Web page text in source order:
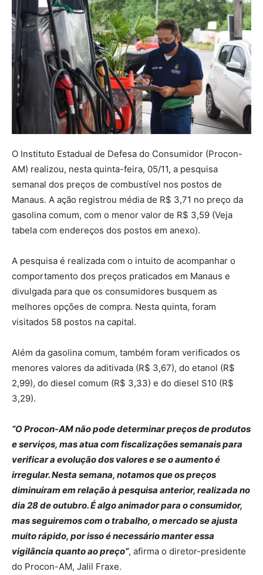
O Instituto Estadual de Defesa do Consumidor (Procon-
AM) realizou, nesta quinta-feira, 05/11, a pesquisa
semanal dos preços de combustível nos postos de
Manaus. A ação registrou média de R$ 3,71 no preço da
gasolina comum, com o menor valor de R$ 3,59 (Veja
tabela com endereços dos postos em anexo).
A pesquisa é realizada com o intuito de acompanhar o
comportamento dos preços praticados em Manaus e
divulgada para que os consumidores busquem as
melhores opções de compra. Nesta quinta, foram
visitados 58 postos na capital.
Além da gasolina comum, também foram verificados os
menores valores da aditivada (R$ 3,67), do etanol (R$
2,99), do diesel comum (R$ 3,33) e do diesel S10 (R$
3,29).
“O Procon-AM não pode determinar preços de produtos
e serviços, mas atua com fiscalizações semanais para
verificar a evolução dos valores e se o aumento é
irregular. Nesta semana, notamos que os preços
diminuíram em relação à pesquisa anterior, realizada no
dia 28 de outubro. É algo animador para o consumidor,
mas seguiremos com o trabalho, o mercado se ajusta
muito rápido, por isso é necessário manter essa
vigilância quanto ao preço”, afirma o diretor-presidente
do Procon-AM, Jalil Fraxe.